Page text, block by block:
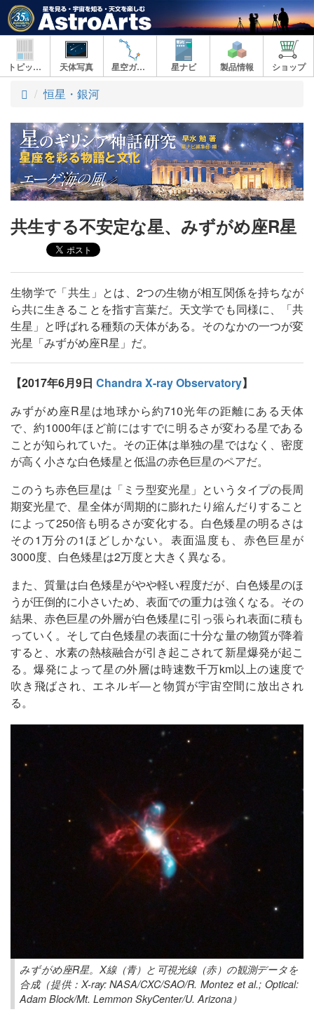
トピックス 天体写真 星空ガイド 星ナビ 製品情報 ショップ
ト
プ
恒星・銀河
共生する不安定な星、みずがめ座R星
生物学で「共生」とは、2つの生物が相互関係を持ちなが
ら共に生きることを指す言葉だ。天文学でも同様に、「共
生星」と呼ばれる種類の天体がある。そのなかの一つが変
光星「みずがめ座R星」だ。
【2017年6月9日 Chandra X-ray Observatory】
みずがめ座R星は地球から約710光年の距離にある天体
で、約1000年ほど前にはすでに明るさが変わる星である
ことが知られていた。その正体は単独の星ではなく、密度
が高く小さな白色矮星と低温の赤色巨星のペアだ。
このうち赤色巨星は「ミラ型変光星」というタイプの長周
期変光星で、星全体が周期的に膨れたり縮んだりすること
によって250倍も明るさが変化する。白色矮星の明るさは
その1万分の1ほどしかない。表面温度も、赤色巨星が
3000度、白色矮星は2万度と大きく異なる。
また、質量は白色矮星がやや軽い程度だが、白色矮星のほ
うが圧倒的に小さいため、表面での重力は強くなる。その
結果、赤色巨星の外層が白色矮星に引っ張られ表面に積も
っていく。そして白色矮星の表面に十分な量の物質が降着
すると、水素の熱核融合が引き起こされて新星爆発が起こ
る。爆発によって星の外層は時速数千万km以上の速度で
吹き飛ばされ、エネルギ―と物質が宇宙空間に放出され
る。
みずがめ座R星。X線（青）と可視光線（赤）の観測データを
合成（提供：X-ray: NASA/CXC/SAO/R. Montez et al.; Optical:
Adam Block/Mt. Lemmon SkyCenter/U. Arizona）